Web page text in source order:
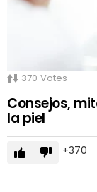
370 Votes
Consejos,
la piel
370